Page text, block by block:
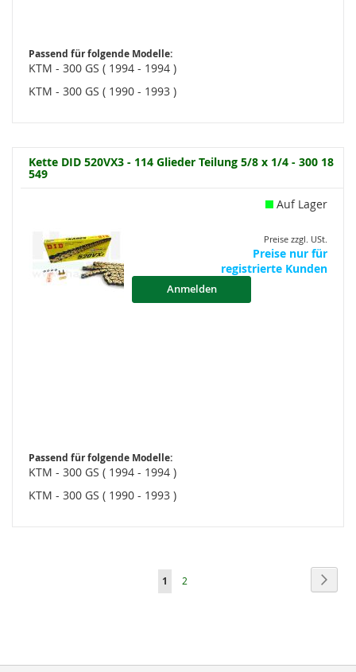
Passend für folgende Modelle:
KTM - 300 GS ( 1994 - 1994 )
KTM - 300 GS ( 1990 - 1993 )
Kette DID 520VX3 - 114 Glieder Teilung 5/8 x 1/4 - 300 18
549
Auf Lager
Preise zzgl. USt.
Preise nur für
registrierte Kunden
Anmelden
Passend für folgende Modelle:
KTM - 300 GS ( 1994 - 1994 )
KTM - 300 GS ( 1990 - 1993 )
Seite
Sie
1 Seite
2